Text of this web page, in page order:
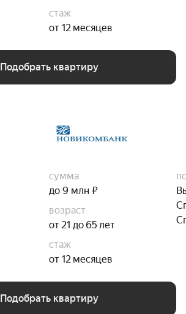
стаж
от 12 месяцев
Подобрать квартиру
сумма
до 9 млн ₽
возраст
от 21 до 65 лет
стаж
от 12 месяцев
Подобрать квартиру